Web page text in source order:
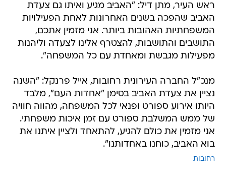
ראש העיר, מתן דיל: "האביב מגיע ואיתו גם צעדת
האביב שהפכה בשנים האחרונות לאחת הפעילויות
המשפחתיות האהובות ביותר. אני מזמין אתכם,
התושבים והתושבות, להצטרף אלינו לצעדה וליהנות
מפעילות מגבשת ומאחדת עם כל המשפחה".
מנכ"ל החברה העירונית רחובות, אייל פרנקל: "השנה
נציין את צעדת האביב בסימן "אחדות העם", מלבד
היותו אירוע ספורט ופנאי לכל המשפחה, מהווה חוויה
של ממש המשלבת ספורט עם זמן איכות משפחתי.
אני מזמין את כולם להגיע, להתאחד ולציין איתנו את
בוא האביב, כוחנו באחדותנו".
רחובות